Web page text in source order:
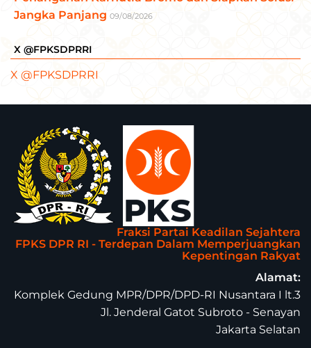
Jangka Panjang 09/08/2026
X @FPKSDPRRI
X @FPKSDPRRI
Fraksi Partai Keadilan Sejahtera
FPKS DPR RI - Terdepan Dalam Memperjuangkan
Kepentingan Rakyat
Alamat:
Komplek Gedung MPR/DPR/DPD-RI Nusantara I lt.3
Jl. Jenderal Gatot Subroto - Senayan
Jakarta Selatan